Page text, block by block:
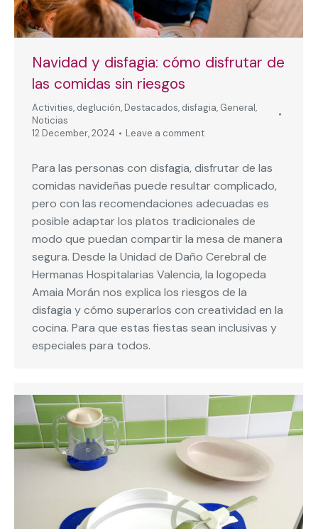
Navidad y disfagia: cómo disfrutar de
las comidas sin riesgos
Activities, deglución, Destacados, disfagia, General,
Noticias
12 December, 2024
Leave a comment
Para las personas con disfagia, disfrutar de las
comidas navideñas puede resultar complicado,
pero con las recomendaciones adecuadas es
posible adaptar los platos tradicionales de
modo que puedan compartir la mesa de manera
segura. Desde la Unidad de Daño Cerebral de
Hermanas Hospitalarias Valencia, la logopeda
Amaia Morán nos explica los riesgos de la
disfagia y cómo superarlos con creatividad en la
cocina. Para que estas fiestas sean inclusivas y
especiales para todos.